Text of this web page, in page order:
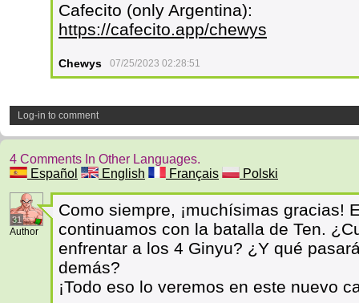
Cafecito (only Argentina):
https://cafecito.app/chewys
Chewys 07/25/2023 02:28:51
Log-in to comment
4 Comments In Other Languages.
Español
English Français Polski
31
Author
Como siempre, ¡muchísimas gracias!
continuamos con la batalla de Ten.
enfrentar a los 4 Ginyu? ¿Y qué
demás?
¡Todo eso lo veremos en este nuevo